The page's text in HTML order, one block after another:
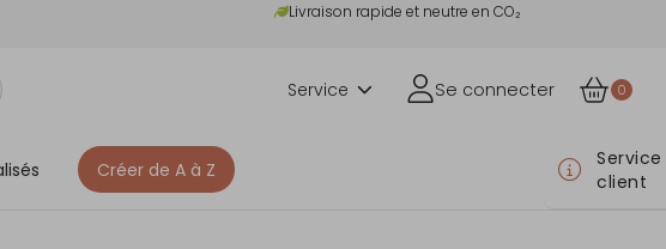
Livraison rapide et neutre en CO₂
Service Se connecter 0
Créer de A à Z
Service
client